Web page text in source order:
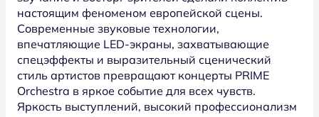
настоящим феноменом европейской сцены.
Современные звуковые технологии,
впечатляющие LED-экраны, захватывающие
спецэффекты и выразительный сценический
стиль артистов превращают концерты PRIME
Orchestra в яркое событие для всех чувств.
Яркость выступлений, высокий профессионализм